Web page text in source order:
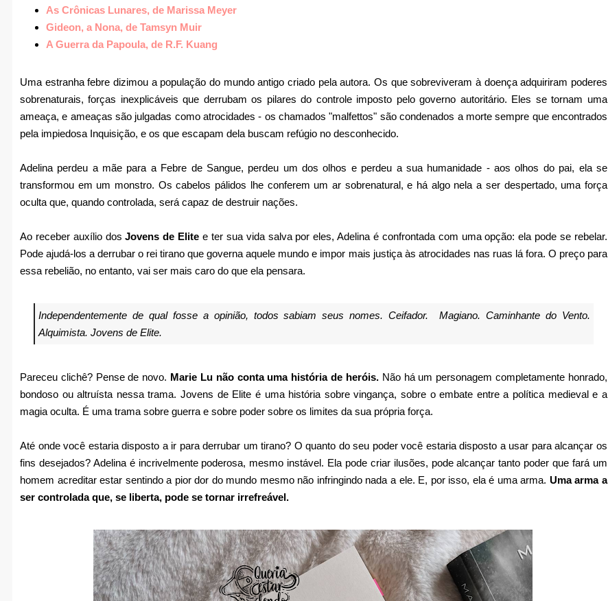
As Crônicas Lunares, de Marissa Meyer
Gideon, a Nona, de Tamsyn Muir
A Guerra da Papoula, de R.F. Kuang
Uma estranha febre dizimou a população do mundo antigo criado pela autora. Os que sobreviveram à doença adquiriram poderes
sobrenaturais, forças inexplicáveis que derrubam os pilares do controle imposto pelo governo autoritário. Eles se tornam uma
ameaça, e ameaças são julgadas como atrocidades - os chamados "malfettos" são condenados a morte sempre que encontrados
pela impiedosa Inquisição, e os que escapam dela buscam refúgio no desconhecido.
Adelina perdeu a mãe para a Febre de Sangue, perdeu um dos olhos e perdeu a sua humanidade - aos olhos do pai, ela se
transformou em um monstro. Os cabelos pálidos lhe conferem um ar sobrenatural, e há algo nela a ser despertado, uma força
oculta que, quando controlada, será capaz de destruir nações.
Ao receber auxílio dos Jovens de Elitee ter sua vida salva por eles, Adelina é confrontada com uma opção: ela pode se rebelar.
Pode ajudá-los a derrubar o rei tirano que governa aquele mundo e impor mais justiça às atrocidades nas ruas lá fora. O preço para
essa rebelião, no entanto, vai ser mais caro do que ela pensara.
Independentemente de qual fosse a opinião, todos sabiam seus nomes. Ceifador. Magiano. Caminhante do Vento.
Alquimista. Jovens de Elite.
Pareceu clichê? Pense de novo. Marie Lu não conta uma história de heróis.Não há um personagem completamente honrado,
bondoso ou altruísta nessa trama. Jovens de Elite é uma história sobre vingança, sobre o embate entre a política medieval e a
magia oculta. É uma trama sobre guerra e sobre poder sobre os limites da sua própria força.
Até onde você estaria disposto a ir para derrubar um tirano? O quanto do seu poder você estaria disposto a usar para alcançar os
fins desejados? Adelina é incrivelmente poderosa, mesmo instável. Ela pode criar ilusões, pode alcançar tanto poder que fará um
homem acreditar estar sentindo a pior dor do mundo mesmo não infringindo nada a ele. E, por isso, ela é uma arma. Uma arma a
ser controlada que, se liberta, pode se tornar irrefreável.